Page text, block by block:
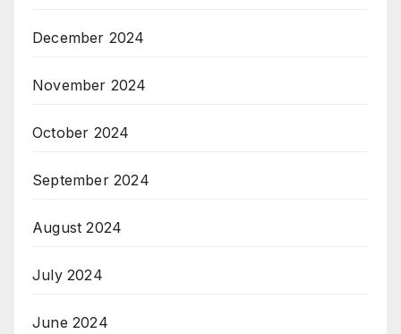
December 2024
November 2024
October 2024
September 2024
August 2024
July 2024
June 2024